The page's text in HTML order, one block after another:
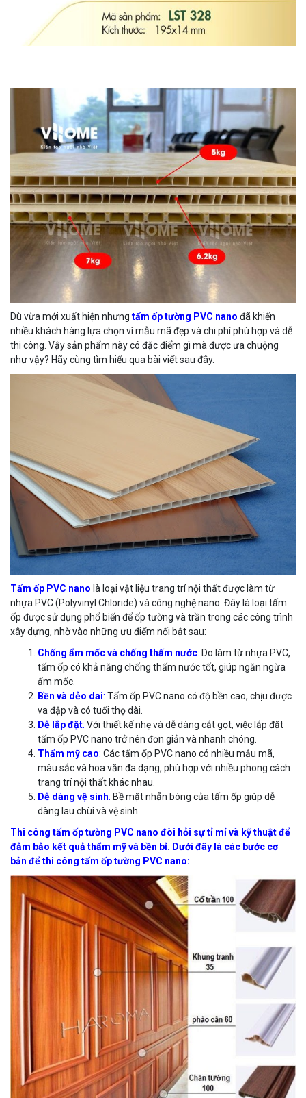
Dù vừa mới xuất hiện nhưng tấm ốp tường PVC nano đã khiến
nhiều khách hàng lựa chọn vì mẫu mã đẹp và chi phí phù hợp và dễ
thi công. Vậy sản phẩm này có đặc điểm gì mà được ưa chuộng
như vậy? Hãy cùng tìm hiểu qua bài viết sau đây.
Tấm ốp PVC nano là loại vật liệu trang trí nội thất được làm từ
nhựa PVC (Polyvinyl Chloride) và công nghệ nano. Đây là loại tấm
ốp được sử dụng phổ biến để ốp tường và trần trong các công trình
xây dựng, nhờ vào những ưu điểm nổi bật sau:
Chống ẩm mốc và chống thấm nước: Do làm từ nhựa PVC,
tấm ốp có khả năng chống thấm nước tốt, giúp ngăn ngừa
ẩm mốc.
Bền và dẻo dai: Tấm ốp PVC nano có độ bền cao, chịu được
va đập và có tuổi thọ dài.
Dễ lắp đặt: Với thiết kế nhẹ và dễ dàng cắt gọt, việc lắp đặt
tấm ốp PVC nano trở nên đơn giản và nhanh chóng.
Thẩm mỹ cao: Các tấm ốp PVC nano có nhiều mẫu mã,
màu sắc và hoa văn đa dạng, phù hợp với nhiều phong cách
trang trí nội thất khác nhau.
Dễ dàng vệ sinh: Bề mặt nhẵn bóng của tấm ốp giúp dễ
dàng lau chùi và vệ sinh.
Thi công tấm ốp tường PVC nano đòi hỏi sự tỉ mỉ và kỹ thuật để
đảm bảo kết quả thẩm mỹ và bền bỉ. Dưới đây là các bước cơ
bản để thi công tấm ốp tường PVC nano: